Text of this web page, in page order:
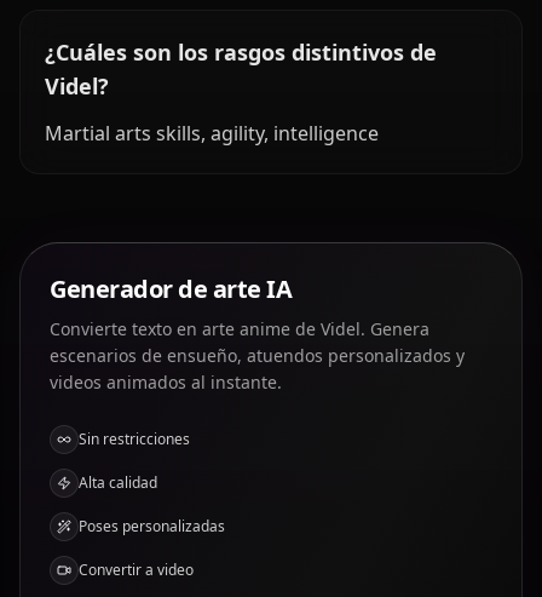
¿Cuáles son los rasgos distintivos de
Videl?
Martial arts skills, agility, intelligence
Generador de arte IA
Convierte texto en arte anime de Videl. Genera
escenarios de ensueño, atuendos personalizados y
videos animados al instante.
Sin restricciones
Alta calidad
Poses personalizadas
Convertir a video